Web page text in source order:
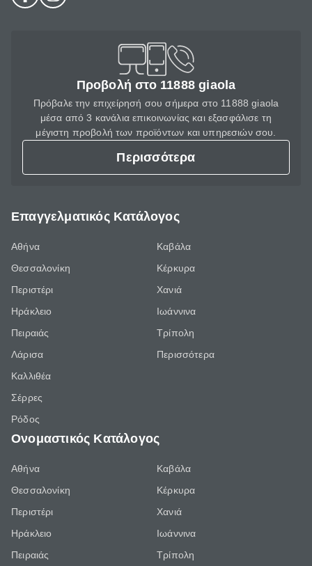
Προβολή στο 11888 giaola
Πρόβαλε την επιχείρησή σου σήμερα στο 11888 giaola
μέσα από 3 κανάλια επικοινωνίας και εξασφάλισε τη
μέγιστη προβολή των προϊόντων και υπηρεσιών σου.
Περισσότερα
Επαγγελματικός Κατάλογος
Αθήνα
Θεσσαλονίκη
Περιστέρι
Ηράκλειο
Πειραιάς
Λάρισα
Καλλιθέα
Σέρρες
Ρόδος
Καβάλα
Κέρκυρα
Χανιά
Ιωάννινα
Τρίπολη
Περισσότερα
Ονομαστικός Κατάλογος
Αθήνα
Θεσσαλονίκη
Περιστέρι
Ηράκλειο
Πειραιάς
Καβάλα
Κέρκυρα
Χανιά
Ιωάννινα
Τρίπολη